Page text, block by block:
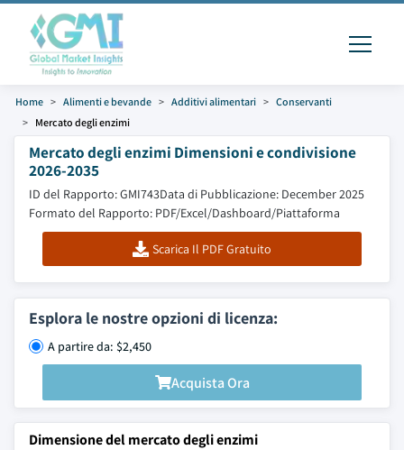
Home Alimenti e bevande Additivi alimentari
Conservanti
Mercato degli enzimi
Mercato degli enzimi Dimensioni e condivisione
2026-2035
ID del Rapporto: GMI743Data di Pubblicazione: December 2025
Formato del Rapporto: PDF/Excel/Dashboard/Piattaforma
Scarica Il PDF Gratuito
Esplora le nostre opzioni di licenza:
A partire da: $2,450
Acquista Ora
Dimensione del mercato degli enzimi